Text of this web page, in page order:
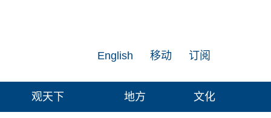
订阅
移动
English
观天下 地方 文化